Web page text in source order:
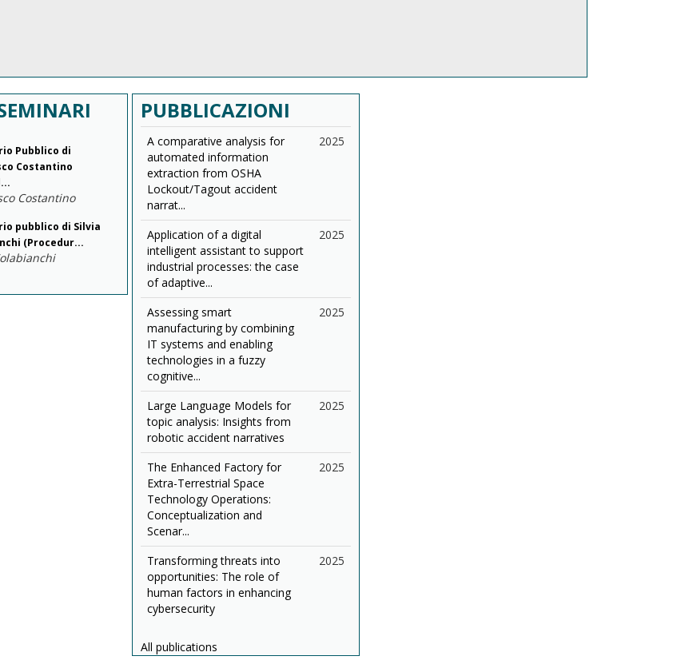
Pubblico di
Costantino
Costantino
pubblico di Silvia
(Procedur...
PUBBLICAZIONI
A comparative analysis for
automated information
extraction from OSHA
Lockout/Tagout accident
narrat...
2025
Application of a digital
intelligent assistant to support
industrial processes: the case
of adaptive...
2025
Assessing smart
manufacturing by combining
IT systems and enabling
technologies in a fuzzy
cognitive...
2025
Large Language Models for
topic analysis: Insights from
robotic accident narratives
2025
The Enhanced Factory for
Extra-Terrestrial Space
Technology Operations:
Conceptualization and
Scenar...
2025
Transforming threats into
opportunities: The role of
human factors in enhancing
cybersecurity
2025
All publications